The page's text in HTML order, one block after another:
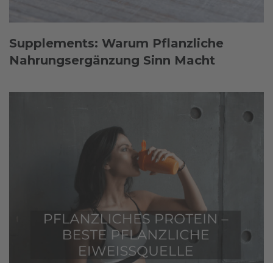
Supplements: Warum Pflanzliche
Nahrungsergänzung Sinn Macht